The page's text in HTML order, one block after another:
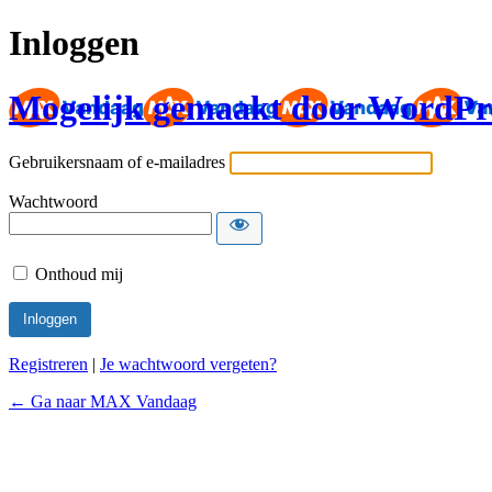
Inloggen
Mogelijk gemaakt door
Gebruikersnaam of e-mailadres
Wachtwoord
Onthoud mij
Registreren | Je wachtwoord vergeten?
← Ga naar MAX Vandaag